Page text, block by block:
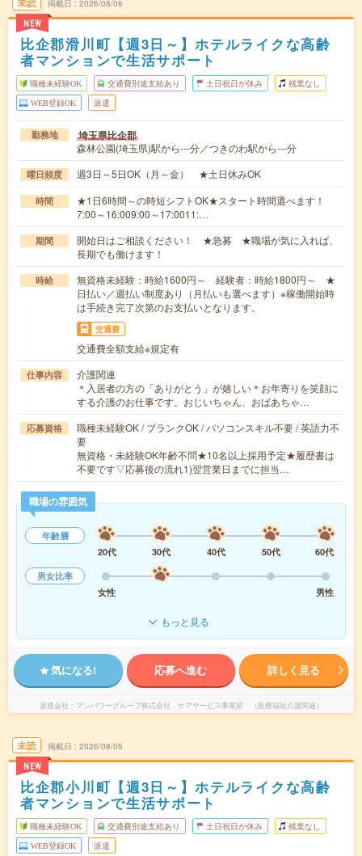
NEW
掲載日 2026/08/06
比企郡滑川町【週3日～】ホテルライクな高齢
者マンションで生活サポート
職種未経験OK 交通費別途支給あり 土日祝日が休み 残業なし
WEB登録OK 派遣
勤務地 埼玉県比企郡
森林公園(埼玉県)駅から---分／つきのわ駅から---分
曜日頻度 週3日～5日OK（月～金） ★土日休みOK
時間
★1日6時間～の時短シフトOK★スタート時間選べます！
7:00～16:009:00～17:0011:…
期間
開始日はご相談ください！ ★急募 ★職場が気に入れば、
長期でも働けます！
時給
無資格未経験：時給1600円～ 経験者：時給1800円～ ★
日払い／週払い制度あり（月払いも選べます）※稼働開始時
は手続き完了次第のお支払いとなります。
交通費
交通費全額支給※規定有
仕事内容
介護関連
＊入居者の方の「ありがとう」が嬉しい＊お年寄りを笑顔に
する介護のお仕事です。おじいちゃん、おばあちゃ…
応募資格
職種未経験OK / ブランクOK / パソコンスキル不要 / 英語力不
要
無資格・未経験OK年齢不問★10名以上採用予定★履歴書は
不要です▽応募後の流れ1)翌営業日までに担当…
職場の雰囲気
年齢層
20代
30代 40代 50代
60代
男女比率
女性
男性
もっと見る
気になる! 応募へ進む 詳しく見る
派遣会社 マンパワーグループ株式会社 ケアサービス事業部 （医療福祉介護関連）
未読
NEW
掲載日 2026/08/05
比企郡小川町【週3日～】ホテルライクな高齢
者マンションで生活サポート
職種未経験OK 交通費別途支給あり 土日祝日が休み 残業なし
WEB登録OK 派遣